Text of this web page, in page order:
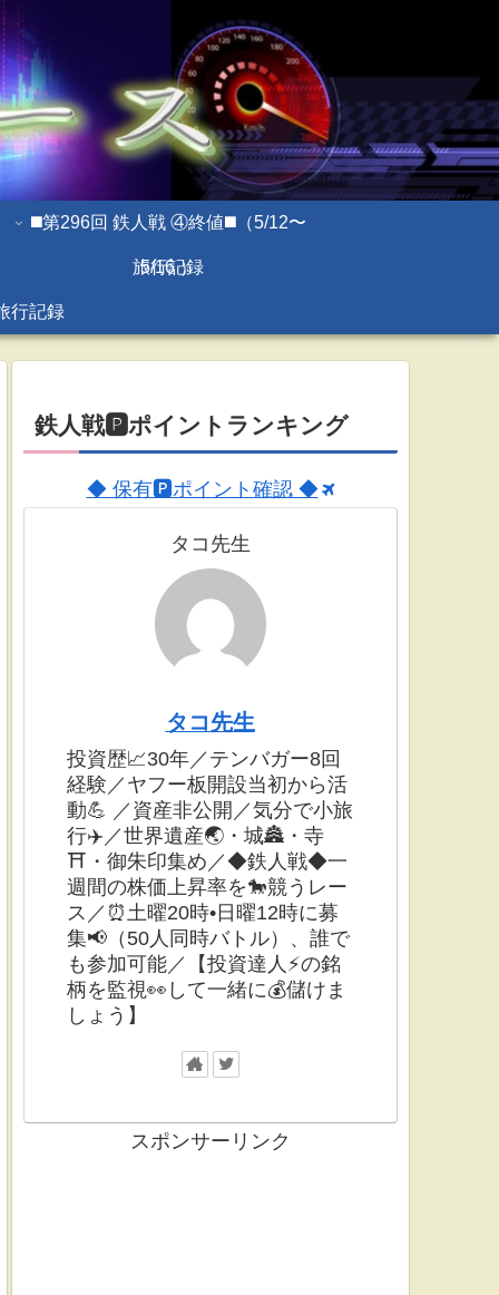
◼️第296回 鉄人戦 ④終値◼️（5/12〜
5/16 ）
旅行記録
行記録
鉄人戦🅿ポイントランキング
◆ 保有🅿ポイント確認 ◆
タコ先生
タコ先生
投資歴📈30年／テンバガー8回
経験／ヤフー板開設当初から活
動💪 ／資産非公開／気分で小旅
行✈️／世界遺産🌏・城🏯・寺
⛩・御朱印集め／◆鉄人戦◆一
週間の株価上昇率を🐎競うレー
ス／⏰土曜20時•日曜12時に募
集📢（50人同時バトル）、誰で
も参加可能／【投資達人⚡️の銘
柄を監視👀して一緒に💰儲けま
しょう】
スポンサーリンク